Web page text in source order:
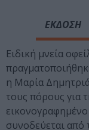
ΕΚΔΟΣΗ
Ειδική μνεία
η Μαρία
τους πόρους για
συνοδεύεται από